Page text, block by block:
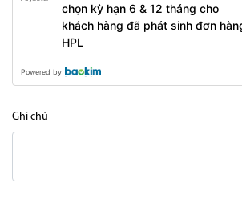
chọn kỳ hạn 6 & 12 tháng cho
khách hàng đã phát sinh đơn
HPL
Powered by
Ghi chú